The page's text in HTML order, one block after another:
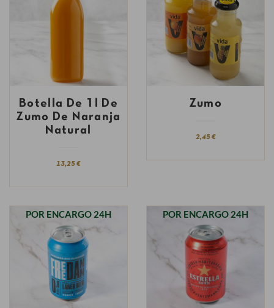
Botella De 1l De
Zumo De Naranja
Natural
13,25 €
Zumo
2,45 €
POR ENCARGO 24H POR ENCARGO 24H